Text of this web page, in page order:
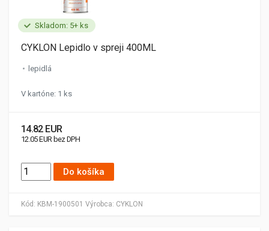
Skladom: 5+ ks
Kód: KBM-1900501 Výrobca: CYKLON
CYKLON Lepidlo v spreji 400ML
lepidlá
V kartóne: 1 ks
14.82 EUR
12.05 EUR bez DPH
Do košíka